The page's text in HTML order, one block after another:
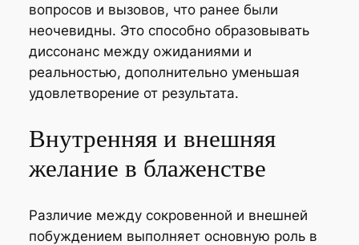
вопросов и вызовов, что ранее были
неочевидны. Это способно образовывать
диссонанс между ожиданиями и
реальностью, дополнительно уменьшая
удовлетворение от результата.
Внутренняя и внешняя
желание в блаженстве
Различие между сокровенной и внешней
побуждением выполняет основную роль в